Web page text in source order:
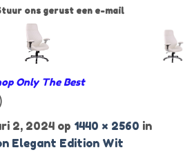
ons gerust een e-mail
Only The Best
2, 2024 op 1440 × 2560 in
Elegant Edition Wit